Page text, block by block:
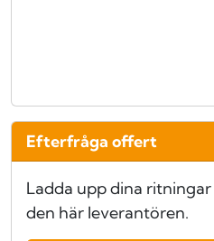
Efterfråga offert
Ladda upp dina
den här leverantören.